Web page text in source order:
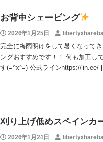
お背中シェービング
2026年1月25日
完全に梅雨明けをして暑くなって
ングおすすめです！！ 何も加工し
す(=^x^=) 公式ラインhttps://lin.ee/
刈り上げ低めスペインカ
2026年1月24日